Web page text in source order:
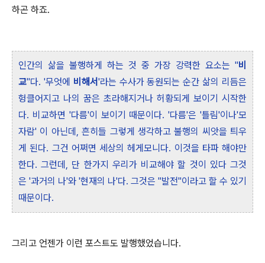
하곤 하죠.
인간의 삶을 불행하게 하는 것 중 가장 강력한 요소는 "비
교"다. '무엇에 비해서'라는 수사가 동원되는 순간 삶의 리듬은
헝클어지고 나의 꿈은 초라해지거나 허황되게 보이기 시작한
다. 비교하면 '다름'이 보이기 때문이다. '다름'은 '틀림'이나'모
자람' 이 아닌데, 흔히들 그렇게 생각하고 불행의 씨앗을 틔우
게 된다. 그건 어쩌면 세상의 헤게모니다. 이것을 타파 해야만
한다. 그런데, 단 한가지 우리가 비교해야 할 것이 있다 그것
은 '과거의 나'와 '현재의 나'다. 그것은 "발전"이라고 할 수 있기
때문이다.
그리고 언젠가 이런 포스트도 발행했었습니다.